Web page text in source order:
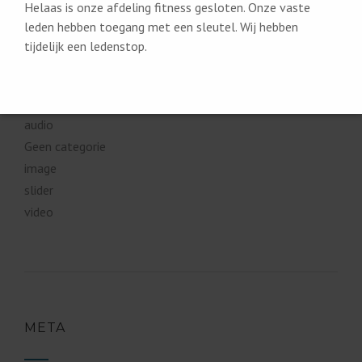
audio
Geen categorie
image
slider
video
META
Helaas is onze afdeling fitness gesloten. Onze vaste
leden hebben toegang met een sleutel. Wij hebben
tijdelijk een ledenstop.